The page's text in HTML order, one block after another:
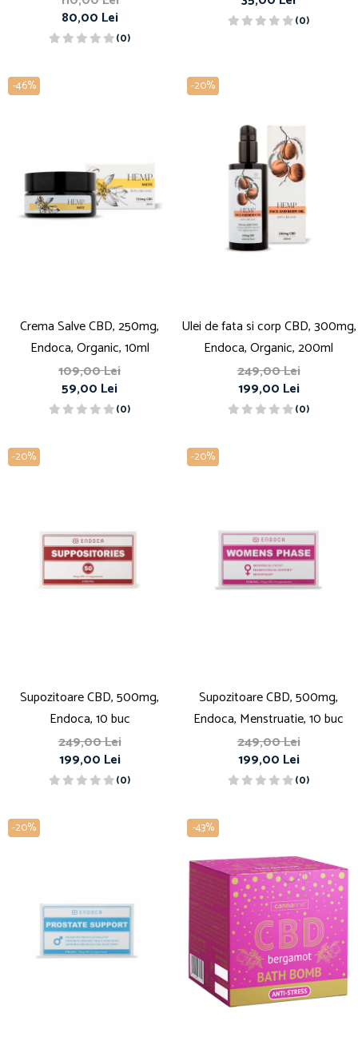
80,00 Lei
(0)
(0)
-46%
Crema Salve CBD, 250mg,
Endoca, Organic, 10ml
109,00 Lei
59,00 Lei
(0)
-20%
Ulei de fata si corp CBD, 300mg,
Endoca, Organic, 200ml
249,00 Lei
199,00 Lei
(0)
-20%
Supozitoare CBD, 500mg,
Endoca, 10 buc
249,00 Lei
199,00 Lei
(0)
-20%
Supozitoare CBD, 500mg,
Endoca, Menstruatie, 10 buc
249,00 Lei
199,00 Lei
(0)
-20% -43%